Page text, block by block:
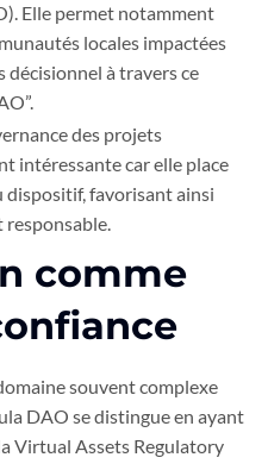
Elle permet notamment
locales impactées
décisionnel à travers ce
des projets
intéressante car elle place
dispositif, favorisant ainsi
responsable.
comme
souvent complexe
DAO se distingue en ayant
Virtual Assets Regulatory